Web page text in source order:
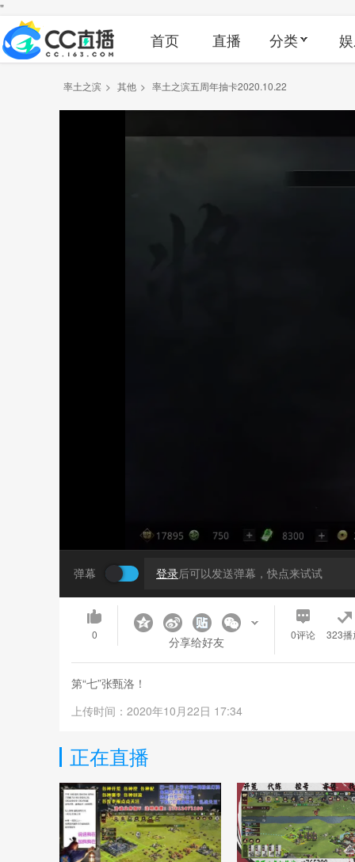
"
首页 直播 分类
率土之滨 > 其他 > 率土之滨五周年抽卡2020.10.22
弹幕 登录后可以发送弹幕，快点来试试
0 分享给好友 0评论 323播
第“七”张甄洛！
上传时间：2020年10月22日 17:34
正在直播